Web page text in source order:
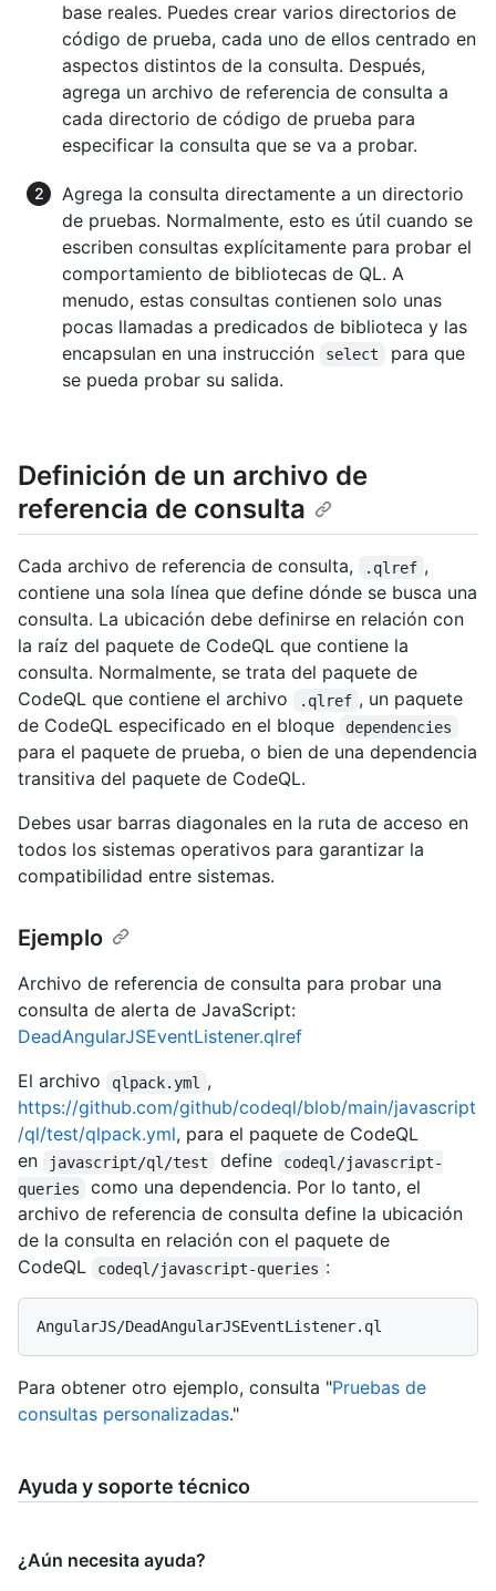
base reales. Puedes crear varios directorios de
código de prueba, cada uno de ellos centrado en
aspectos distintos de la consulta. Después,
agrega un archivo de referencia de consulta a
cada directorio de código de prueba para
especificar la consulta que se va a probar.
Agrega la consulta directamente a un directorio
de pruebas. Normalmente, esto es útil cuando se
escriben consultas explícitamente para probar el
comportamiento de bibliotecas de QL. A
menudo, estas consultas contienen solo unas
pocas llamadas a predicados de biblioteca y las
encapsulan en una instrucción
select
para que
se pueda probar su salida.
Definición de un archivo de
referencia de consulta
Cada archivo de referencia de consulta, .qlref ,
contiene una sola línea que define dónde se busca una
consulta. La ubicación debe definirse en relación con
la raíz del paquete de CodeQL que contiene la
consulta. Normalmente, se trata del paquete de
CodeQL que contiene el archivo
.qlref , un paquete
de CodeQL especificado en el bloque
dependencies
para el paquete de prueba, o bien de una dependencia
transitiva del paquete de CodeQL.
Debes usar barras diagonales en la ruta de acceso en
todos los sistemas operativos para garantizar la
compatibilidad entre sistemas.
Ejemplo
Archivo de referencia de consulta para probar una
consulta de alerta de JavaScript:
DeadAngularJSEventListener.qlref
El archivo
qlpack.yml
,
https://github.com/github/codeql/blob/main/javascript
/ql/test/qlpack.yml, para el paquete de CodeQL
en
javascript/ql/test define
codeql/javascript-
queries
como una dependencia. Por lo tanto, el
archivo de referencia de consulta define la ubicación
de la consulta en relación con el paquete de
CodeQL
codeql/javascript-queries :
Para obtener otro ejemplo, consulta "Pruebas de
consultas personalizadas."
Ayuda y soporte técnico
¿Aún necesita ayuda?